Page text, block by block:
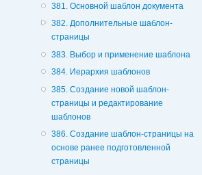
381. Основной шаблон документа
382. Дополнительные шаблон-
страницы
383. Выбор и применение шаблона
384. Иерархия шаблонов
385. Создание новой шаблон-
страницы и редактирование
шаблонов
386. Создание шаблон-страницы на
основе ранее подготовленной
страницы